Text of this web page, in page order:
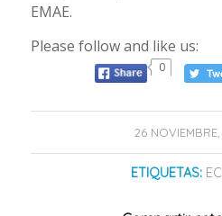
EMAE.
Please follow and like us:
0
26 /
ETIQUETAS: